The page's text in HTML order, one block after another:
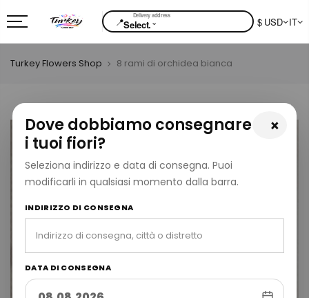
📍Select.⌄ $ USD IT
×
Dove dobbiamo consegnare
i tuoi fiori?
Seleziona indirizzo e data di consegna. Puoi
modificarli in qualsiasi momento dalla barra.
INDIRIZZO DI CONSEGNA
DATA DI CONSEGNA
Turkey Flowers Shop 8 rami di orchidea bianca